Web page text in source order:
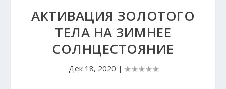
АКТИВАЦИЯ ЗОЛОТОГО
ТЕЛА НА ЗИМНЕЕ
СОЛНЦЕСТОЯНИЕ
Дек 18, 2020 |